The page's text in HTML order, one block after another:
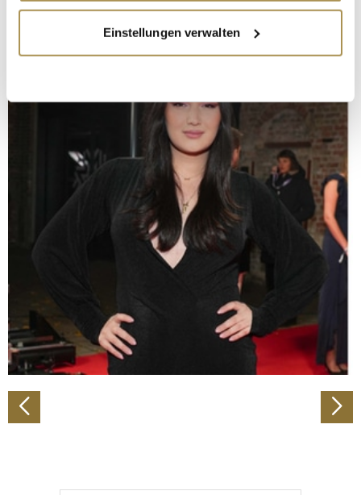
Informationen über Ihre geografische Lage
erfassen, welche bis auf einige Meter genau sein
bestimmten Merkmalen (Fingerprinting) identifizieren
Erfahren Sie mehr darüber, wie Ihre persönlichen Daten
verarbeitet werden, und legen Sie Ihre Präferenzen im
Abschnitt Einzelheiten
fest.
Wir verwenden Cookies, um Inhalte und Anzeigen zu
personalisieren, Funktionen für soziale Medien anbieten
zu können und die Zugriffe auf unsere Website zu
analysieren. Außerdem geben wir Informationen zu Ihrer
Verwendung unserer Website an unsere Partner für
soziale Medien, Werbung und Analysen weiter. Unsere
Partner führen diese Informationen möglicherweise mit
weiteren Daten zusammen, die Sie ihnen bereitgestellt
haben oder die sie im Rahmen Ihrer Nutzung der Dienste
gesammelt haben.
Einstellungen verwalten